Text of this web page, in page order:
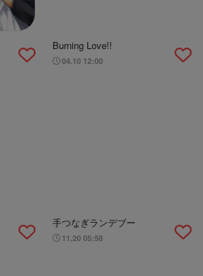
Burning Love!!
04.10 12:00
手つなぎランデブー
11.20 05:58